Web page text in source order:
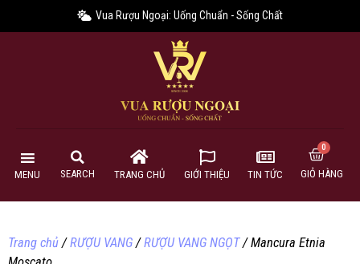
Vua Rượu Ngoại: Uống Chuẩn - Sống Chất
MENU SEARCH TRANG CHỦ GIỚI THIỆU TIN TỨC GIỎ HÀNG
Trang chủ/RƯỢU VANG/RƯỢU VANG NGỌT/ Mancura Etnia